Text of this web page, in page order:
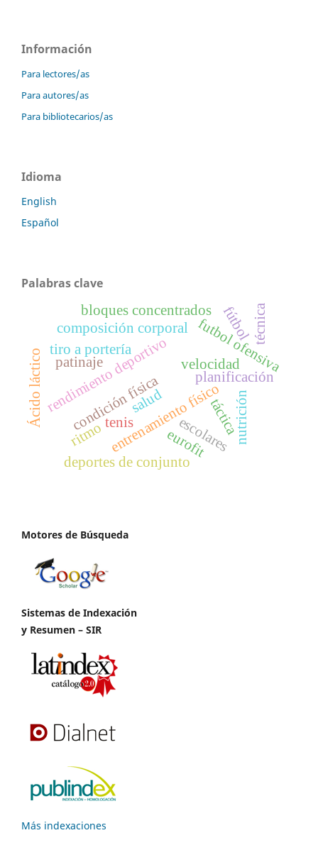
Información
Para lectores/as
Para autores/as
Para bibliotecarios/as
Idioma
English
Español
Palabras clave
entrenamiento físico
rendimiento deportivo planificación
tiro a portería futbol ofensiva
composición corporal
patinaje
táctica
fútbol
condición física
salud
escolares
eurofit nutrición
deportes de conjunto
bloques concentrados técnica
velocidad
tenis
ritmo
Ácido láctico
Motores de Búsqueda
Sistemas de Indexación
y Resumen – SIR
Más indexaciones